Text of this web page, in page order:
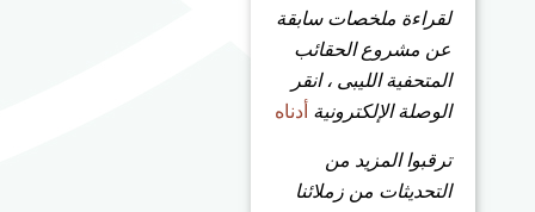
لقراءة ملخصات سابقة
عن مشروع الحقائب
المتحفية الليبى ، انقر
الوصلة الإلكترونية أدناه
ترقبوا المزيد من
التحديثات من زملائنا